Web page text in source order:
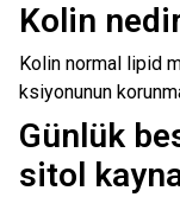
Kolin
Kolin normal lipid
ksiyonunun
Günlük
sitol